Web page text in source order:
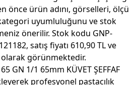
önce ürün adını, görselleri, ölçü
uyumluluğunu ve stok
önerilir. Stok kodu GNP-
satış fiyatı 610,90 TL ve
görünmektedir.
GN 1/1 65mm KÜVET ŞEFFAF
profesyonel pastacılık